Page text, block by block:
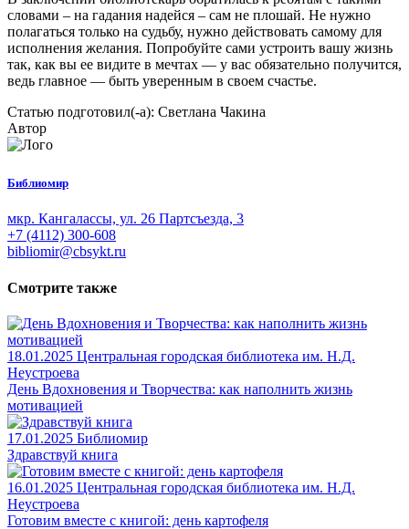
словами – на гадания надейся – сам не плошай. Не нужно
полагаться только на судьбу, нужно действовать самому для
исполнения желания. Попробуйте сами устроить вашу жизнь
так, как вы ее видите в мечтах — у вас обязательно получится,
ведь главное — быть уверенным в своем счастье.
Статью подготовил(-а): Светлана Чакина
Автор
Библиомир
мкр. Кангалассы, ул. 26 Партсъезда, 3
+7 (4112) 300-608
bibliomir@cbsykt.ru
Смотрите также
18.01.2025 Центральная городская библиотека им. Н.Д.
Неустроева
День Вдохновения и Творчества: как наполнить жизнь
мотивацией
17.01.2025 Библиомир
Здравствуй книга
16.01.2025 Центральная городская библиотека им. Н.Д.
Неустроева
Готовим вместе с книгой: день картофеля